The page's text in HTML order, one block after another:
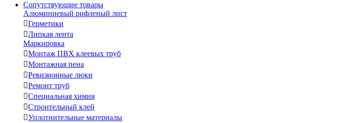
Сопутствующие товары
Алюминиевый рифленый лист
Герметики
Липкая лента
Маркировка
Монтаж ПВХ клеевых труб
Монтажная пена
Ревизионные люки
Ремонт труб
Специальная химия
Строительный клей
Уплотнительные материалы